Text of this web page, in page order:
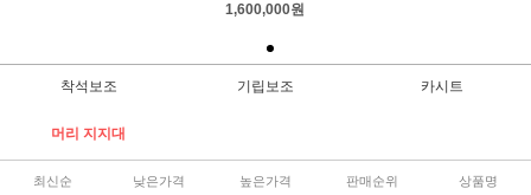
1,600,000원
착석보조 기립보조 카시트
머리 지지대
최신순 낮은가격 높은가격 판매순위 상품명